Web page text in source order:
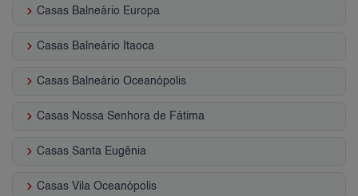
keyboard_arrow_right Casas Balneário Europa
keyboard_arrow_right Casas Balneário Itaoca
keyboard_arrow_right Casas Balneário Oceanópolis
keyboard_arrow_right Casas Nossa Senhora de Fátima
keyboard_arrow_right Casas Santa Eugênia
keyboard_arrow_right Casas Vila Oceanópolis